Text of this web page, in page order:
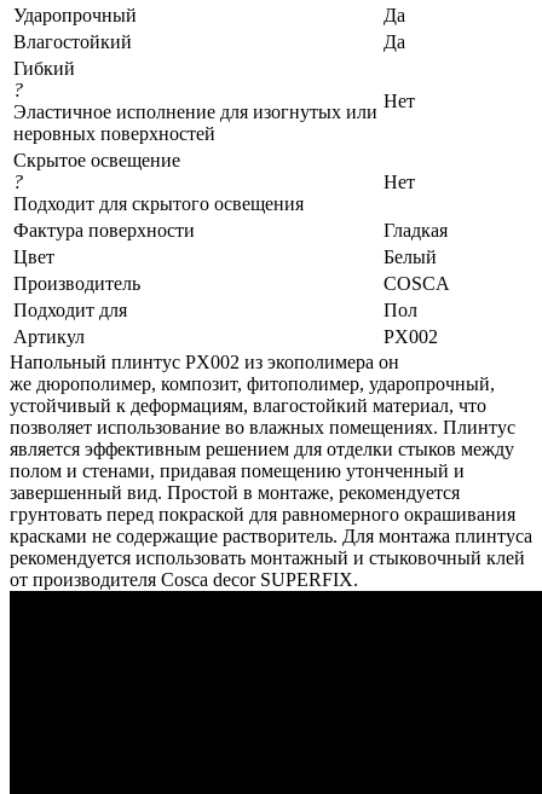
Ударопрочный
Да
Влагостойкий
Да
Гибкий
?
Эластичное исполнение для изогнутых или
неровных поверхностей
Нет
Скрытое освещение
?
Подходит для скрытого освещения
Нет
Фактура поверхности
Гладкая
Цвет
Белый
Производитель
COSCA
Подходит для
Пол
Артикул
PX002
Напольный плинтус PX002 из экополимера он
же дюрополимер, композит, фитополимер, ударопрочный,
устойчивый к деформациям, влагостойкий материал, что
позволяет использование во влажных помещениях. Плинтус
является эффективным решением для отделки стыков между
полом и стенами, придавая помещению утонченный и
завершенный вид. Простой в монтаже, рекомендуется
грунтовать перед покраской для равномерного окрашивания
красками не содержащие растворитель. Для монтажа плинтуса
рекомендуется использовать монтажный и стыковочный клей
от производителя Cosca decor SUPERFIX.